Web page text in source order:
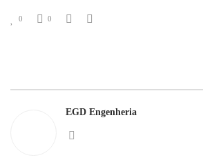
0 0
EGD Engenheria